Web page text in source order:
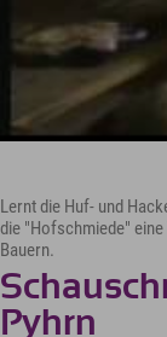
Lernt die Huf- und
die "Hofschmiede"
Bauern.
Pyhrn